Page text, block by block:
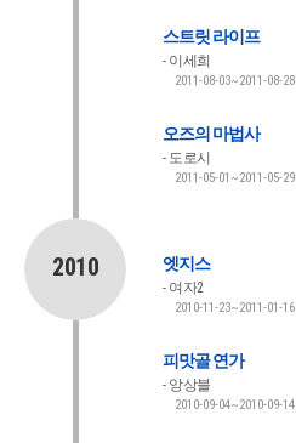
스트릿 라이프
이세희
2011-08-03~2011-08-28
오즈의 마법사
도로시
2011-05-01~2011-05-29
2010 엣지스
여자2
2010-11-23~2011-01-16
피맛골 연가
앙상블
2010-09-04~2010-09-14